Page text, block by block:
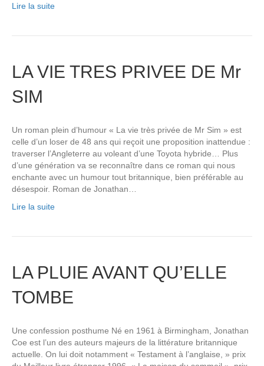
Lire la suite
LA VIE TRES PRIVEE DE Mr
SIM
Un roman plein d’humour « La vie très privée de Mr Sim » est
celle d’un loser de 48 ans qui reçoit une proposition inattendue :
traverser l’Angleterre au voleant d’une Toyota hybride… Plus
d’une génération va se reconnaître dans ce roman qui nous
enchante avec un humour tout britannique, bien préférable au
désespoir. Roman de Jonathan…
Lire la suite
LA PLUIE AVANT QU’ELLE
TOMBE
Une confession posthume Né en 1961 à Birmingham, Jonathan
Coe est l’un des auteurs majeurs de la littérature britannique
actuelle. On lui doit notamment « Testament à l’anglaise, » prix